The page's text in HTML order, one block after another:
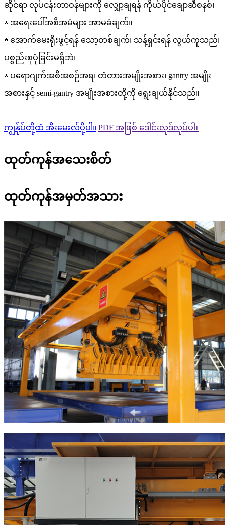
ဆိုင်ရာ လုပ်ငန်းတာဝန်များကို လျှော့ချရန် ကိုယ်ပိုင်ချောဆီစနစ်၊
★ အရေးပေါ်အစီအမံများ အာမခံချက်။
★ အောက်မေးရိုးဖွင့်ရန် သော့တစ်ချက်၊ သန့်ရှင်းရန် လွယ်ကူသည်၊
ပစ္စည်းစုပုံခြင်းမရှိဘဲ၊
★ ပရောဂျက်အစီအစဉ်အရ၊ တံတားအမျိုးအစား၊ gantry အမျိုး
အစားနှင့် semi-gantry အမျိုးအစားတို့ကို ရွေးချယ်နိုင်သည်။
ကျွန်ုပ်တို့ထံ အီးမေးလ်ပို့ပါ။ PDF အဖြစ် ဒေါင်းလုဒ်လုပ်ပါ။
ထုတ်ကုန်အသေးစိတ်
ထုတ်ကုန်အမှတ်အသား